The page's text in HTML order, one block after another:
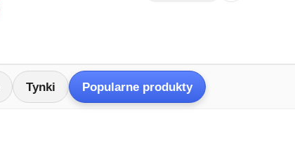
Tynki Popularne produkty